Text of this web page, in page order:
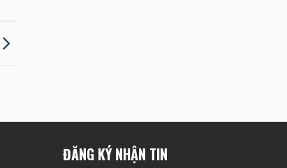
ĐĂNG KÝ NHẬN TIN